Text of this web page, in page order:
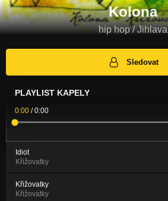
Kolona
hip hop / Jihlava
Sledovat
PLAYLIST KAPELY
0:00 /0:00
Idiot
Křižovatky
Křižovatky
Křižovatky